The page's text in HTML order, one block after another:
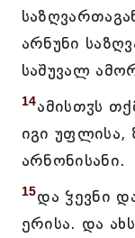
არნუნი
საშუვალ
14ამისთჳს
იგი უფლისა,
არნონისანი.
15და ჴევნი
ერისა. და